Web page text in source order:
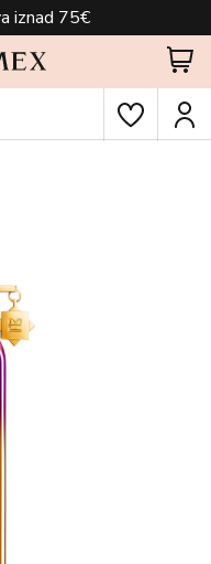
iznad 75€